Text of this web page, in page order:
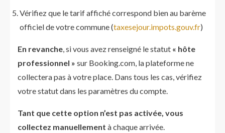
Vérifiez que le tarif affiché correspond bien au barème
officiel de votre commune (taxesejour.impots.gouv.fr)
En revanche, si vous avez renseigné le statut « hôte
professionnel » sur Booking.com, la plateforme ne
collectera pas à votre place. Dans tous les cas, vérifiez
votre statut dans les paramètres du compte.
Tant que cette option n’est pas activée, vous
collectez manuellement à chaque arrivée.